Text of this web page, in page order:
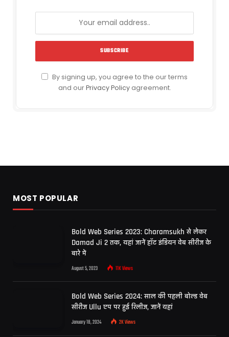
By signing up, you agree to the our terms
and ourPrivacy Policyagreement.
MOST POPULAR
Bold Web Series 2023: Charamsukh से लेकर
Damad Ji 2 तक, यहां जानें हॉट इंडियन वेब सीरीज के
बारे में
August 5, 2023 11KViews
Bold Web Series 2024: साल की पहली बोल्ड वेब
सीरीज Ullu एप पर हुई रिलीज, जानें यहां
January 18, 2024 2KViews